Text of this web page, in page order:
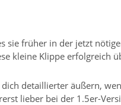
sie früher in der jetzt
kleine Klippe erfolgreich
detaillierter äußern,
lieber bei der 1.5er-